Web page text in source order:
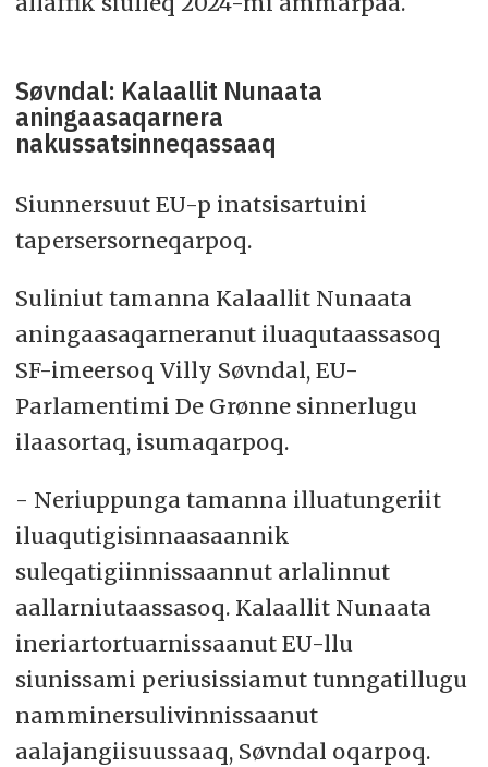
Søvndal: Kalaallit Nunaata
aningaasaqarnera
nakussatsinneqassaaq
Siunnersuut EU-p inatsisartuini
tapersersorneqarpoq.
Suliniut tamanna Kalaallit Nunaata
aningaasaqarneranut iluaqutaassasoq
SF-imeersoq Villy Søvndal, EU-
Parlamentimi De Grønne sinnerlugu
ilaasortaq, isumaqarpoq.
- Neriuppunga tamanna illuatungeriit
iluaqutigisinnaasaannik
suleqatigiinnissaannut arlalinnut
aallarniutaassasoq. Kalaallit Nunaata
ineriartortuarnissaanut EU-llu
siunissami periusissiamut tunngatillugu
namminersulivinnissaanut
aalajangiisuussaaq, Søvndal oqarpoq.